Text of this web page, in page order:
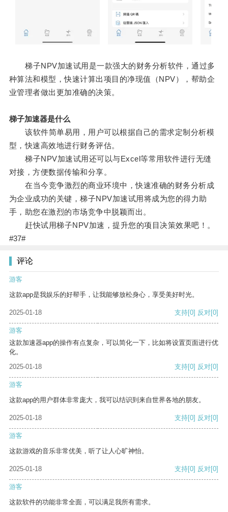
梯子NPV加速试用是一款强大的财务分析软件，通过多
种算法和模型，快速计算出项目的净现值（NPV），帮助企
业管理者做出更加准确的决策。
梯子加速器是什么
该软件简单易用，用户可以根据自己的需求定制分析模
型，快速高效地进行财务评估。
梯子NPV加速试用还可以与Excel等常用软件进行无缝
对接，方便数据传输和分享。
在当今竞争激烈的商业环境中，快速准确的财务分析成
为企业成功的关键，梯子NPV加速试用将成为您的得力助
手，助您在激烈的市场竞争中脱颖而出。
赶快试用梯子NPV加速，提升您的项目决策效果吧！。
#37#
评论
游客
这款app是我娱乐的好帮手，让我能够放松身心，享受美好时光。
2025-01-18 支持[0] 反对[0]
游客
这款加速器app的操作有点复杂，可以简化一下，比如将设置页面进行优
化。
2025-01-18
支持[0] 反对[0]
游客
这款app的用户群体非常庞大，我可以结识到来自世界各地的朋友。
2025-01-18 支持[0] 反对[0]
游客
这款游戏的音乐非常优美，听了让人心旷神怡。
2025-01-18 支持[0] 反对[0]
游客
这款软件的功能非常全面，可以满足我所有需求。